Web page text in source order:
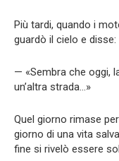
Più tardi, quando i
guardò il cielo e disse:
— «Sembra che oggi,
un’altra strada…»
Quel giorno rimase
giorno di una vita
fine si rivelò essere